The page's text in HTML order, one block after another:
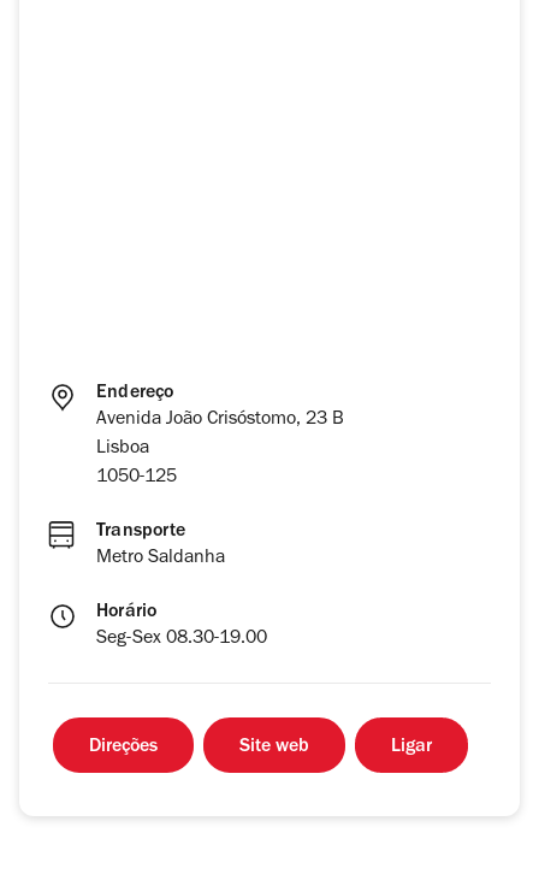
Endereço
Avenida João Crisóstomo, 23 B
Lisboa
1050-125
Transporte
Metro Saldanha
Horário
Seg-Sex 08.30-19.00
Direções Site web Ligar